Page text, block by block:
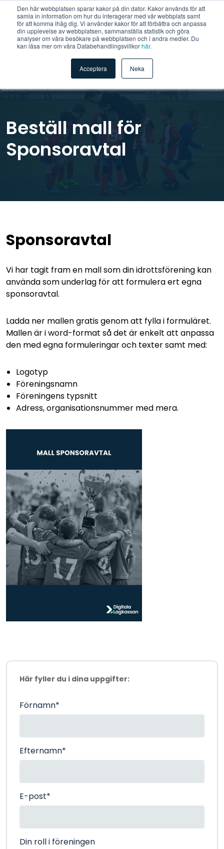
Den här webbplatsen sparar kakor på din dator. Kakor används för att
samla in information om hur du interagerar med vår webbplats samt
för att komma ihåg dig. Vi använder kakor för att förbättra och anpassa
din upplevelse av webbplatsen, sammanställa statistik och göra
analyser om våra besökare på webbplatsen och i andra medier. Du
kan läsa mer om våra Databehandlingsvillkorhär.
Acceptera Neka
Beställ mall för
Sponsoravtal
Sponsoravtal
Vi har tagit fram en mall som din idrottsförening kan
använda som underlag för att formulera ert egna
sponsoravtal.
Ladda ner mallen gratis genom att fylla i formuläret.
Mallen är i word-format så det är enkelt att anpassa
den med egna formuleringar och texter samt med:
Logotyp
Föreningsnamn
Föreningens typsnitt
Adress, organisationsnummer med mera.
Här fyller du i dina uppgifter:
Förnamn*
Efternamn*
E-post*
Din roll i föreningen